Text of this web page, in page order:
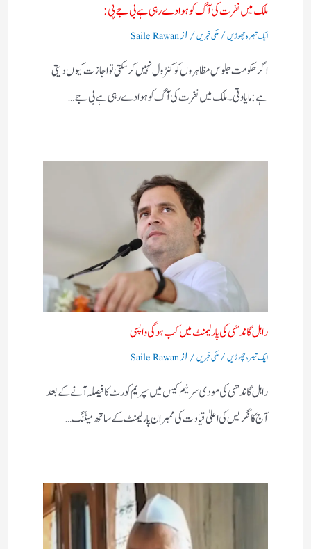
ملک میں نفرت کی آگ کو ہوا دے رہی ہے بی جے پی:
ایک تبصرہ چھوڑیں/ملکی خبریں/ ازSaile Rawan
اگر حکومت جلوس مظاہروں کو کنٹرول نہیں کرسکتی تو اجازت کیوں دیتی
ہے:مایاوتی۔ ملک میں نفرت کی آگ کو ہوا دے رہی ہے بی جے…
راہل گاندھی کی پارلیمنٹ میں کب ہوگی واپسی
ایک تبصرہ چھوڑیں/ملکی خبریں/ ازSaile Rawan
راہل گاندھی کی مودی سرنیم کیس میں سپریم کورٹ کا فیصلہ آنے کے بعد
آج کانگریس کی اعلیٰ قیادت کی ممبران پارلیمنٹ کے ساتھ میٹنگ…